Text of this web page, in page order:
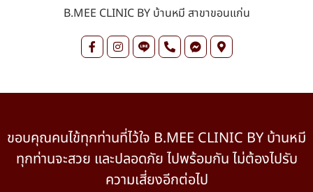
B.MEE CLINIC BY บ้านหมี สาขาขอนแก่น
ขอบคุณคนไข้ทุกท่านที่ไว้ใจ B.MEE CLINIC BY บ้านหมี
ทุกท่านจะสวย และปลอดภัย ไปพร้อมกัน ไม่ต้องไปรับ
ความเสี่ยงอีกต่อไป